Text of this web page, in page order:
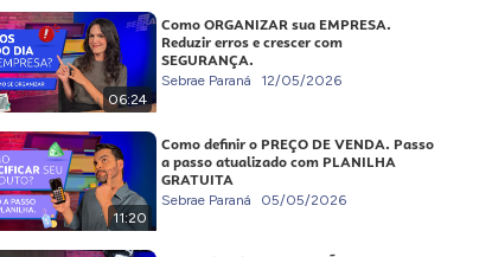
06:24
Como ORGANIZAR sua EMPRESA.
Reduzir erros e crescer com
SEGURANÇA.
Sebrae Paraná 12/05/2026
11:20
Como definir o PREÇO DE VENDA. Passo
a passo atualizado com PLANILHA
GRATUITA
Sebrae Paraná 05/05/2026